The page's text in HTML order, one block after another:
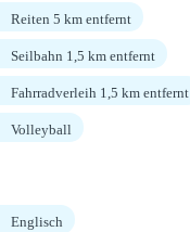
Reiten 5 km entfernt
Seilbahn 1,5 km entfernt
Fahrradverleih 1,5 km entfernt
Volleyball
Englisch